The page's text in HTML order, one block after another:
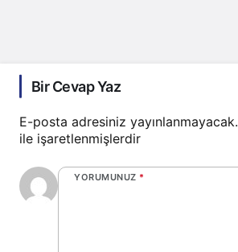
Bir Cevap Yaz
E-posta adresiniz yayınlanmayacak.
ile işaretlenmişlerdir
YORUMUNUZ *